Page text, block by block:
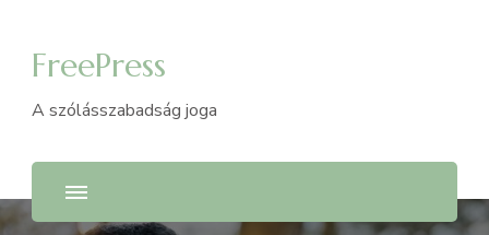
FreePress
A szólásszabadság joga